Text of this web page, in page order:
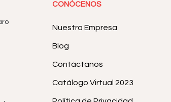
CONÓCENOS
Nuestra Empresa
Blog
Contáctanos
Catálogo Virtual 2023